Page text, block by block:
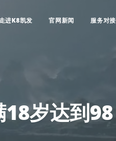
走进K8凯发 官网新闻 服务对接
18岁达到98